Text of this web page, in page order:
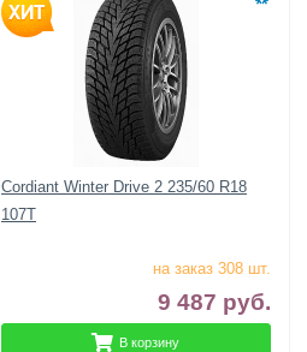
Cordiant Winter Drive 2 235/60 R18
107T
на заказ 308 шт.
9 487 руб.
В корзину